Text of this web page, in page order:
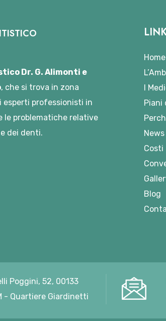
Dr. G. Alimonti e
, che si trova in zona
esperti professionisti in
le problematiche relative
dei denti.
Home
I
Piani
News
Costi
Blog
Poggini, 52, 00133
- Quartiere Giardinetti